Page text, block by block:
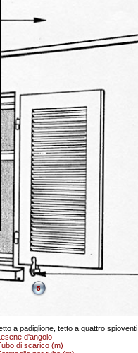
a padiglione, tetto a quattro spioventi
d'angolo
di scarico (m)
5